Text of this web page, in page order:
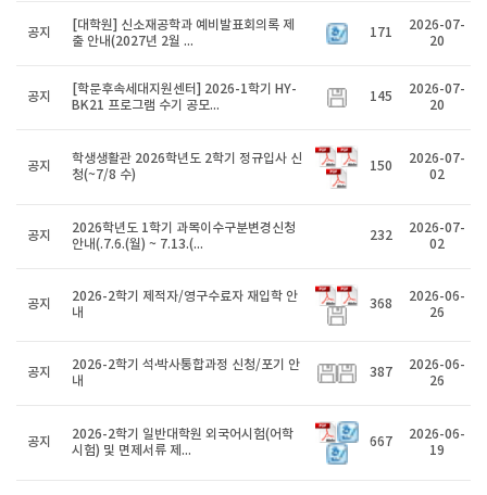
공지
[대학원] 신소재공학과 예비발표회의록 제
출 안내(2027년 2월 ...
171
2026-07-
20
공지
[학문후속세대지원센터] 2026-1학기 HY-
BK21 프로그램 수기 공모...
145
2026-07-
20
공지
학생생활관 2026학년도 2학기 정규입사 신
청(~7/8 수)
150
2026-07-
02
공지
2026학년도 1학기 과목이수구분변경신청
안내(.7.6.(월) ~ 7.13.(...
232
2026-07-
02
공지
2026-2학기 제적자/영구수료자 재입학 안
내
368
2026-06-
26
공지
2026-2학기 석·박사통합과정 신청/포기 안
내
387
2026-06-
26
공지
2026-2학기 일반대학원 외국어시험(어학
시험) 및 면제서류 제...
667
2026-06-
19